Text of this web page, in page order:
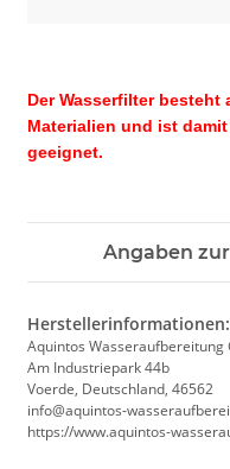
Der Wasserfilter besteht
Materialien und ist
geeignet.
Angaben
Herstellerinformationen:
Aquintos Wasseraufbereitung
Am Industriepark 44b
Voerde, Deutschland, 46562
info@aquintos-
https://www.aquintos-